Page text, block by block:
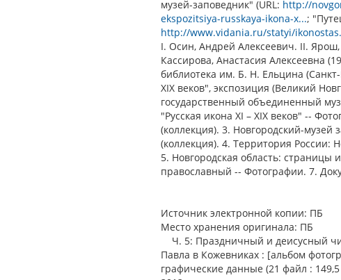
музей-заповедник" (URL: http://
ekspozitsiya-russkaya-ikona-x...;
http://www.vidania.ru/statyi/
I. Осин, Андрей Алексеевич. II.
Кассирова, Анастасия Алексеевна
библиотека им. Б. Н. Ельцина
XIX веков", экспозиция (Великий
государственный объединенный
"Русская икона XI – XIX веков" --
(коллекция). 3. Новгородский-музей
(коллекция). 4. Территория России:
5. Новгородская область: страницы
православный -- Фотографии. 7.
Источник электронной копии: ПБ
Место хранения оригинала: ПБ
Ч. 5: Праздничный и деисусный
Павла в Кожевниках : [альбом
графические данные (21 файл :